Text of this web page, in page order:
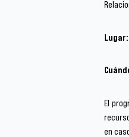
El
en